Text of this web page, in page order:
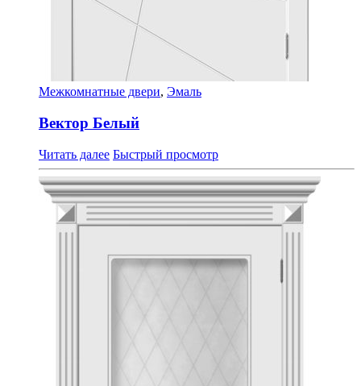
Межкомнатные двери, Эмаль
Вектор Белый
Читать далее Быстрый просмотр